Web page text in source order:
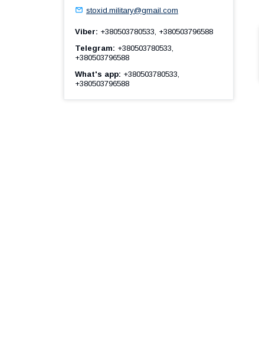
stoxid.military@gmail.com
Viber
+380503780533, +380503796588
Telegram
+380503780533,
+380503796588
What's app +380503780533,
+380503796588